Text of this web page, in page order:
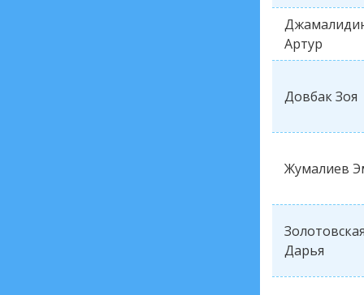
Артур
Довбак Зоя
Жумалиев
Дарья